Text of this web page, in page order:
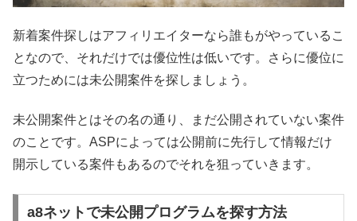
新着案件探しはアフィリエイターなら誰もがやっているこ
となので、それだけでは優位性は低いです。さらに優位に
立つためには未公開案件を探しましょう。
未公開案件とはその名の通り、まだ公開されていない案件
のことです。ASPによっては公開前に先行して情報だけ
開示している案件もあるのでそれを狙っていきます。
a8ネットで未公開プログラムを探す方法